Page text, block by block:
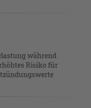
während
Risiko für